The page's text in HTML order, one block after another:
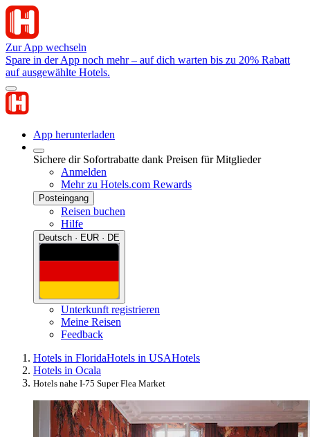
Zur App wechseln
Spare in der App noch mehr – auf dich warten bis zu 20% Rabatt
auf ausgewählte Hotels.
App herunterladen
Sichere dir Sofortrabatte dank Preisen für Mitglieder
Anmelden
Mehr zu Hotels.com Rewards
Posteingang
Reisen buchen
Hilfe
Deutsch · EUR · DE
Unterkunft registrieren
Meine Reisen
Feedback
Hotels in FloridaHotels in USAHotels
Hotels in Ocala
Hotels nahe I-75 Super Flea Market